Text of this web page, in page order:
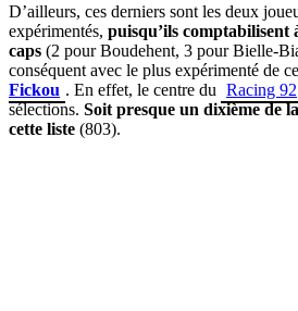
D’ailleurs, ces derniers sont les deux
expérimentés, puisqu’ils comptabilisent
caps (2 pour Boudehent, 3 pour Bielle-
conséquent avec le plus expérimenté de
Fickou . En effet, le centre du Racing 92
sélections. Soit presque un dixième de
cette liste (803).